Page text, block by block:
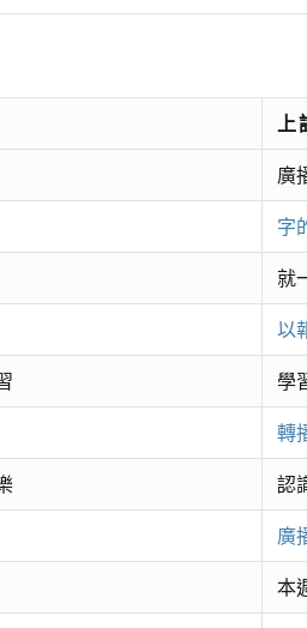
廣
字
就
以
學
轉
認
廣
本